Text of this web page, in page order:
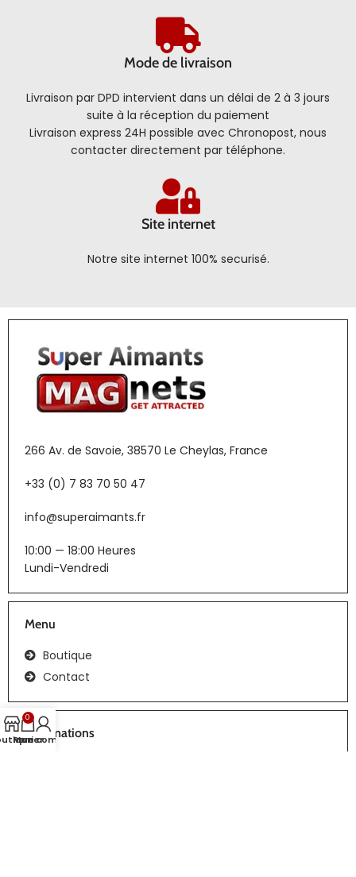
Mode de livraison
Livraison par DPD intervient dans un délai de 2 à 3 jours
suite à la réception du paiement
Livraison express 24H possible avec Chronopost, nous
contacter directement par téléphone.
Site internet
Notre site internet 100% securisé.
266 Av. de Savoie, 38570 Le Cheylas, France
+33 (0) 7 83 70 50 47
info@superaimants.fr
10:00 — 18:00 Heures
Lundi-Vendredi
Menu
Boutique
Contact
Informations
0
Panier
Mon compte